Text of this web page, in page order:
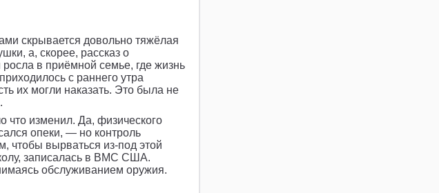
скрывается довольно тяжёлая
а, скорее, рассказ о
в приёмной семье, где жизнь
с раннего утра
их могли наказать. Это была не
что изменил. Да, физического
опеки, — но контроль
чтобы вырваться из-под этой
записалась в ВМС США.
обслуживанием оружия.